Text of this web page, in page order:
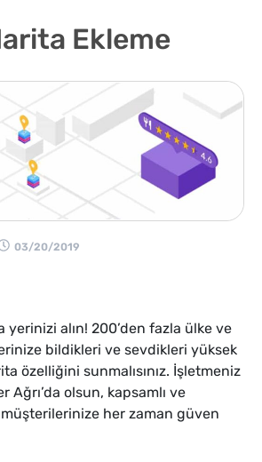
Ekleme
03/20/2019
yerinizi alın! 200’den fazla ülke ve
bildikleri ve sevdikleri yüksek
özelliğini sunmalısınız. İşletmeniz
Ağrı’da olsun, kapsamlı ve
her zaman güven